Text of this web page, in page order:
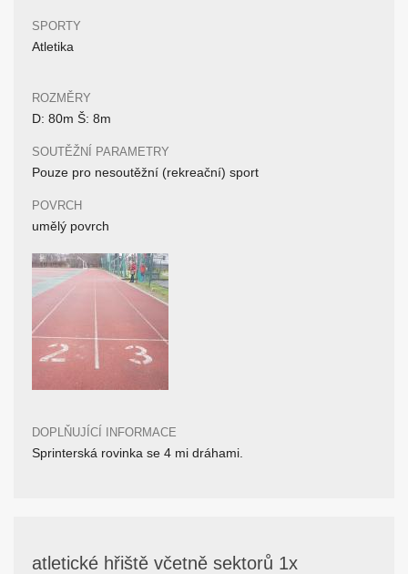
SPORTY
Atletika
ROZMĚRY
D: 80m Š: 8m
SOUTĚŽNÍ PARAMETRY
Pouze pro nesoutěžní (rekreační) sport
POVRCH
umělý povrch
DOPLŇUJÍCÍ INFORMACE
Sprinterská rovinka se 4 mi dráhami.
atletické hřiště včetně sektorů 1x